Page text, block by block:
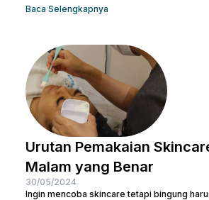
wajah dengan facial wash, menggunakan
kulitmu. Melakukan perawatan kulit wajah
penting supaya kamu terhindar dari jerawat
lebih cerah. Apalagi...
Baca Selengkapnya
Urutan Pemakaian
Malam yang Benar
30/05/2024
Ingin mencoba skincare tetapi bingung